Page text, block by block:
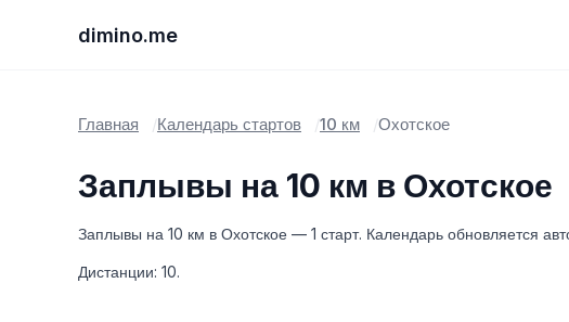
dimino.me
Главная Календарь стартов 10 км Охотское
Заплывы на 10 км в Охотское
Заплывы на 10 км в Охотское — 1 старт. Календарь обновляется
Дистанции: 10.